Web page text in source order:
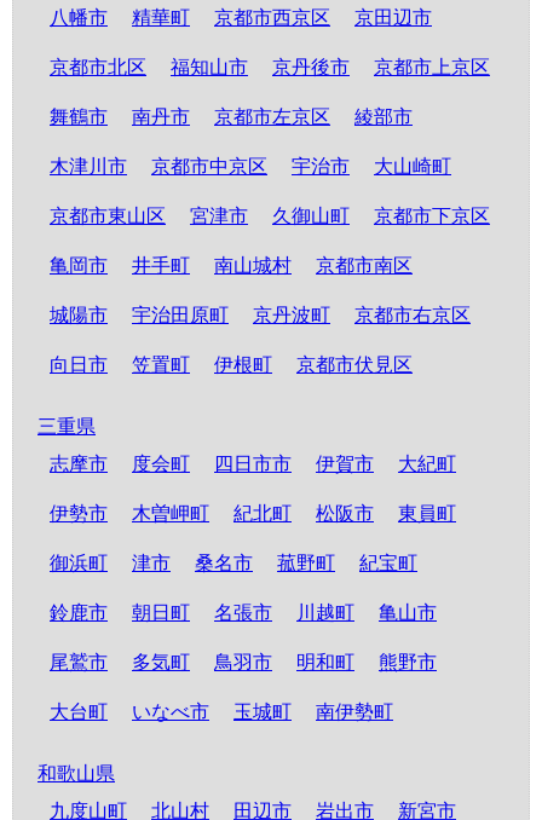
八幡市 精華町 京都市西京区 京田辺市
京都市北区 福知山市 京丹後市 京都市上京区
舞鶴市 南丹市 京都市左京区 綾部市
木津川市 京都市中京区 宇治市 大山崎町
京都市東山区 宮津市 久御山町 京都市下京区
亀岡市 井手町 南山城村 京都市南区
城陽市 宇治田原町 京丹波町 京都市右京区
向日市 笠置町 伊根町 京都市伏見区
三重県
志摩市
度会町 四日市市 伊賀市 大紀町
伊勢市 木曽岬町 紀北町 松阪市 東員町
御浜町 津市 桑名市 菰野町 紀宝町
鈴鹿市 朝日町 名張市 川越町 亀山市
尾鷲市 多気町 鳥羽市 明和町 熊野市
大台町 いなべ市 玉城町 南伊勢町
和歌山県
九度山町
北山村 田辺市 岩出市 新宮市